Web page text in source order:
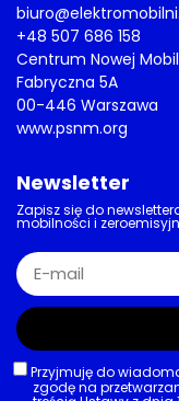
+48 507 686 158
Centrum Nowej
Fabryczna 5A
00-446 Warszawa
www.psnm.org
Newsletter
Zapisz się do
mobilności i
Przyjmuję do
zgodę na